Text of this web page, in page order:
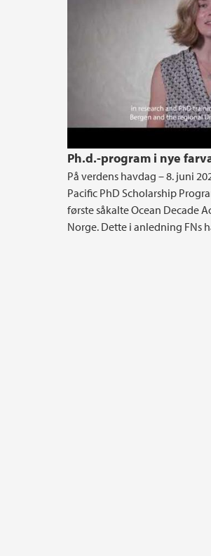
Ph.d.-program i nye
På verdens havdag – 8. juni
Pacific PhD Scholarship
første såkalte Ocean Decade
Norge. Dette i anledning FNs